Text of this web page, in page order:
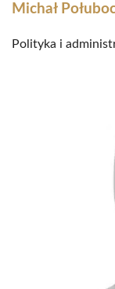
Michał
Polityka i